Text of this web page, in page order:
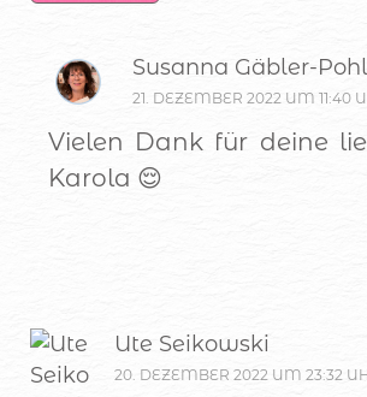
Susanna Gäbler-
21. DEZEMBER 2022 UM 11:40
Vielen Dank für deine
Karola 😌
Ute Seikowski
20. DEZEMBER 2022 UM 23:32